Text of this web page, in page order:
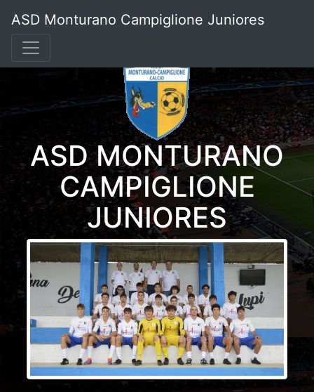
ASD Monturano Campiglione Juniores
ASD MONTURANO
CAMPIGLIONE
JUNIORES